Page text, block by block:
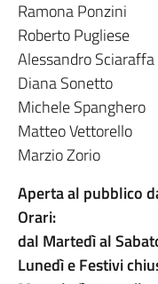
Ramona Ponzini
Roberto Pugliese
Alessandro Sciaraffa
Diana Sonetto
Michele Spanghero
Matteo Vettorello
Marzio Zorio
Aperta al pubblico
Orari:
dal Martedì al
Lunedì e Festivi